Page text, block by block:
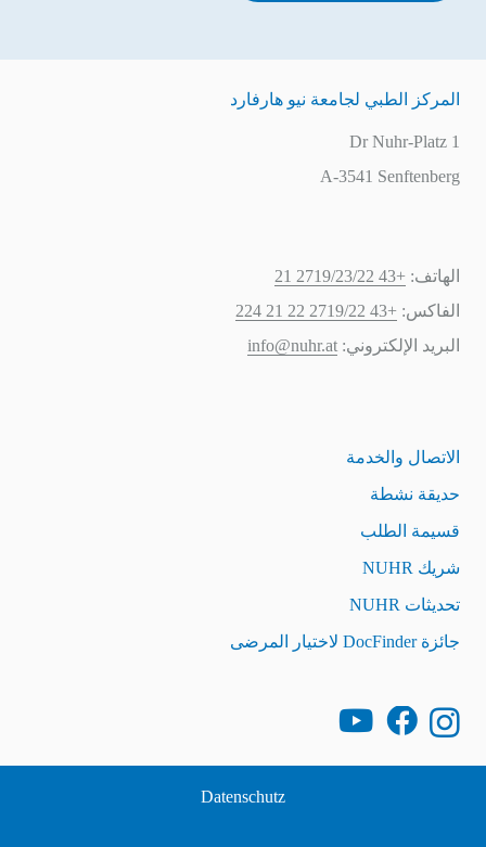
المركز الطبي لجامعة نيو هارفارد
Dr Nuhr-Platz 1
A-3541 Senftenberg
الهاتف: +43 2719/23/22 21
الفاكس: +43 2719/22 22 21 224
البريد الإلكتروني: info@nuhr.at
الاتصال والخدمة
حديقة نشطة
قسيمة الطلب
شريك NUHR
تحديثات NUHR
جائزة DocFinder لاختيار المرضى
Datenschutz